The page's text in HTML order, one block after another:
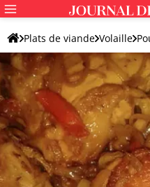
Plats de viande Volaille